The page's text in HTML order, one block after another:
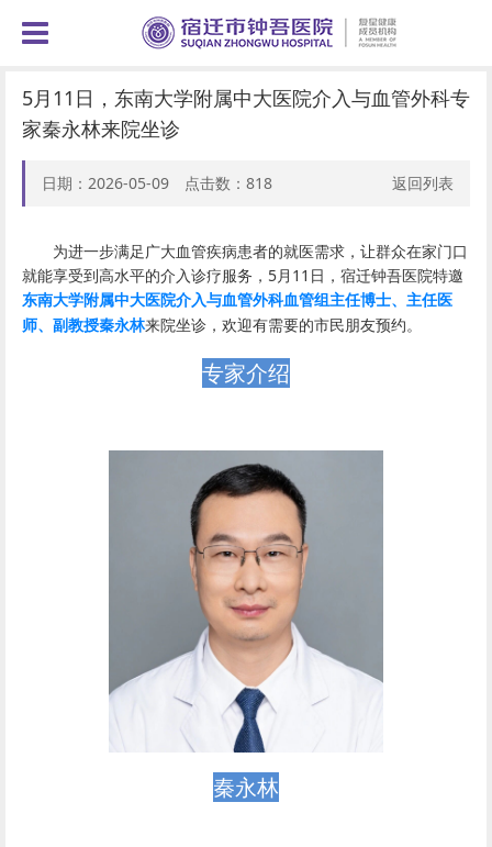
5月11日，东南大学附属中大医院介入与血管外科专
家秦永林来院坐诊
日期：2026-05-09 点击数： 818 返回列表
为进一步满足广大血管疾病患者的就医需求，让群众在家门口
就能享受到高水平的介入诊疗服务，5月11日，宿迁钟吾医院特邀
东南大学附属中大医院介入与血管外科血管组主任博士、主任医
师、副教授秦永林来院坐诊，欢迎有需要的市民朋友预约。
专家介绍
秦永林